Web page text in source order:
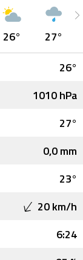
26° 27°
26°
1010 hPa
27°
0,0 mm
23°
20 km/h
6:24